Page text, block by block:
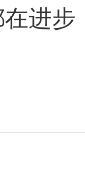
进步